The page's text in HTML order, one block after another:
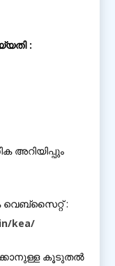
:
അറിയിപ്പും
വെബ്സൈറ്റ് :
kea/
കൂടുതൽ